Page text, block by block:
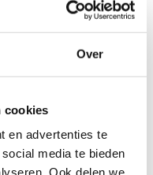
Over
cookies
en advertenties te
media te bieden
Ook delen we